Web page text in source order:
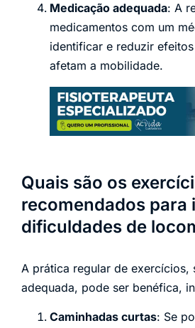
Medicação adequada: A
medicamentos com um
identificar e reduzir
afetam a mobilidade.
Quais são os
recomendados para
dificuldades de
A prática regular de exercícios,
adequada, pode ser benéfica,
Caminhadas curtas: Se